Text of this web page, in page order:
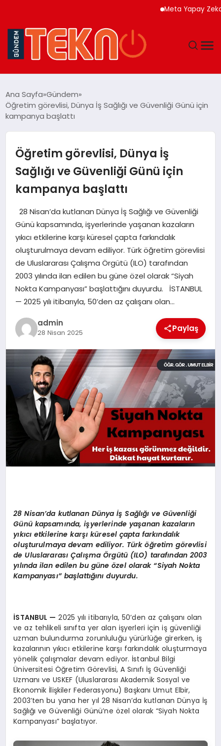
Meta Yapay Zeka
GÜNDEM
EĞITIM
EKONOMI
MAGAZIN
SAĞLIK
SIYASET
SPOR
YAŞAM
Ana Sayfa Gündem
Öğretim görevlisi, Dünya İş Sağlığı ve Güvenliği Günü için
kampanya başlattı
Öğretim görevlisi, Dünya İş
Sağlığı ve Güvenliği Günü için
kampanya başlattı
28 Nisan’da kutlanan Dünya İş Sağlığı ve Güvenliği
Günü kapsamında, işyerlerinde yaşanan kazaların
yıkıcı etkilerine karşı küresel çapta farkındalık
oluşturulmaya devam ediliyor. Türk öğretim görevlisi
de Uluslararası Çalışma Örgütü (ILO) tarafından
2003 yılında ilan edilen bu güne özel olarak “Siyah
Nokta Kampanyası” başlattığını duyurdu. İSTANBUL
— 2025 yılı itibarıyla, 50’den az çalışanı olan…
admin
28 Nisan 2025 Paylaş
28 Nisan’da kutlanan Dünya İş Sağlığı ve Güvenliği
Günü kapsamında, işyerlerinde yaşanan kazaların
yıkıcı etkilerine karşı küresel çapta farkındalık
oluşturulmaya devam ediliyor. Türk öğretim görevlisi
de Uluslararası Çalışma Örgütü (ILO) tarafından 2003
yılında ilan edilen bu güne özel olarak “Siyah Nokta
Kampanyası” başlattığını duyurdu.
İSTANBUL — 2025 yılı itibarıyla, 50’den az çalışanı olan
ve az tehlikeli sınıfta yer alan işyerleri için iş güvenliği
uzman bulundurma zorunluluğu yürürlüğe girerken, iş
kazalarının yıkıcı etkilerine karşı farkındalık oluşturmaya
yönelik çalışmalar devam ediyor. İstanbul Bilgi
Üniversitesi Öğretim Görevlisi, A Sınıfı İş Güvenliği
Uzmanı ve USKEF (Uluslararası Akademik Sosyal ve
Ekonomik İlişkiler Federasyonu) Başkanı Umut Elbir,
2003’ten bu yana her yıl 28 Nisan’da kutlanan Dünya İş
Sağlığı ve Güvenliği Günü’ne özel olarak “Siyah Nokta
Kampanyası” başlatıyor.